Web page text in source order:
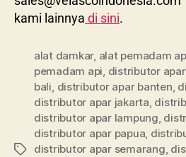
kami lainnya di sini.
alat damkar, alat pemadam
pemadam api, distributor
bali, distributor apar banten,
distributor apar jakarta,
distributor apar lampung,
distributor apar papua,
distributor apar semarang,